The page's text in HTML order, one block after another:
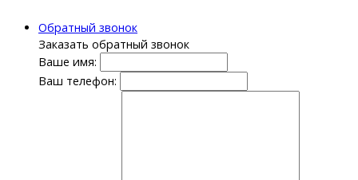
Обратный звонок
Заказать обратный звонок
Ваше имя:
Ваш телефон: